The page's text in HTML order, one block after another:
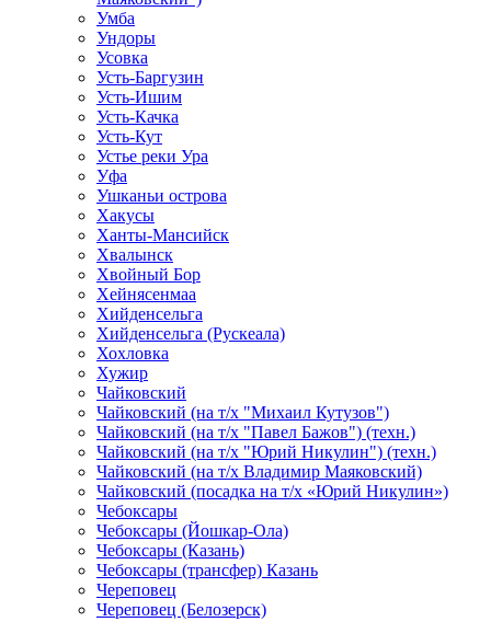
Умба
Ундоры
Усовка
Усть-Баргузин
Усть-Ишим
Усть-Качка
Усть-Кут
Устье реки Ура
Уфа
Ушканьи острова
Хакусы
Ханты-Мансийск
Хвалынск
Хвойный Бор
Хейнясенмаа
Хийденсельга
Хийденсельга (Рускеала)
Хохловка
Хужир
Чайковский
Чайковский (на т/х "Михаил Кутузов")
Чайковский (на т/х "Павел Бажов") (техн.)
Чайковский (на т/х "Юрий Никулин") (техн.)
Чайковский (на т/х Владимир Маяковский)
Чайковский (посадка на т/х «Юрий Никулин»)
Чебоксары
Чебоксары (Йошкар-Ола)
Чебоксары (Казань)
Чебоксары (трансфер) Казань
Череповец
Череповец (Белозерск)